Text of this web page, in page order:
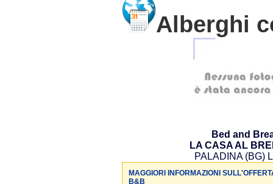
Alberghi
Bed and
LA CASA AL
PALADINA (BG)
MAGGIORI INFORMAZIONI
B&B